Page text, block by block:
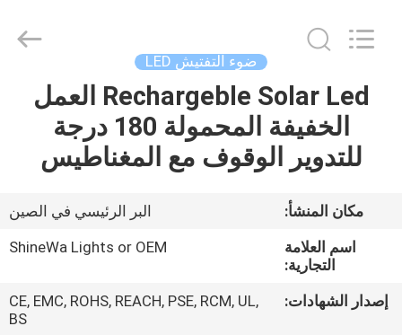
المنزل
المنتجات
فيديوهات
ضوء التفتيش LED
Rechargeble Solar Led العمل
الخفيفة المحمولة 180 درجة
للتدوير الوقوف مع المغناطيس
مكان المنشأ:
البر الرئيسي في الصين
اسم العلامة
التجارية:
ShineWa Lights or OEM
إصدار الشهادات:
CE, EMC, ROHS, REACH, PSE, RCM, UL,
BS